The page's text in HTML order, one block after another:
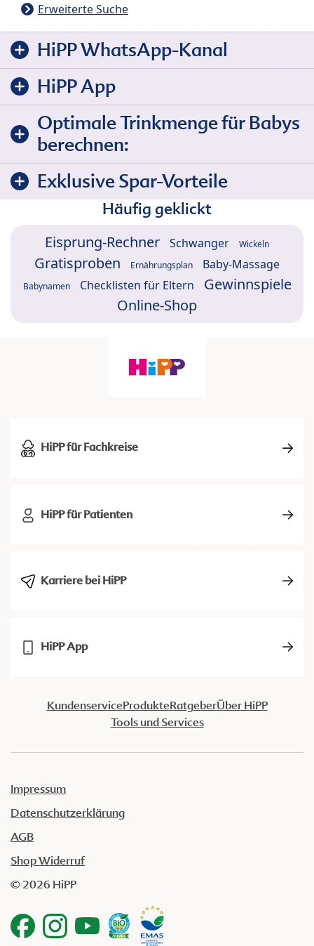
Erweiterte Suche
HiPP WhatsApp-Kanal
HiPP App
Optimale Trinkmenge für Babys
berechnen:
Exklusive Spar-Vorteile
Häufig geklickt
Eisprung-Rechner Schwanger Wickeln
Gratisproben Ernährungsplan Baby-Massage
Babynamen Checklisten für Eltern
Gewinnspiele
Online-Shop
HiPP für Fachkreise
HiPP für Patienten
Karriere bei HiPP
HiPP App
KundenserviceProdukteRatgeberÜber HiPP
Tools und Services
Impressum
Datenschutzerklärung
AGB
Shop Widerruf
© 2026 HiPP